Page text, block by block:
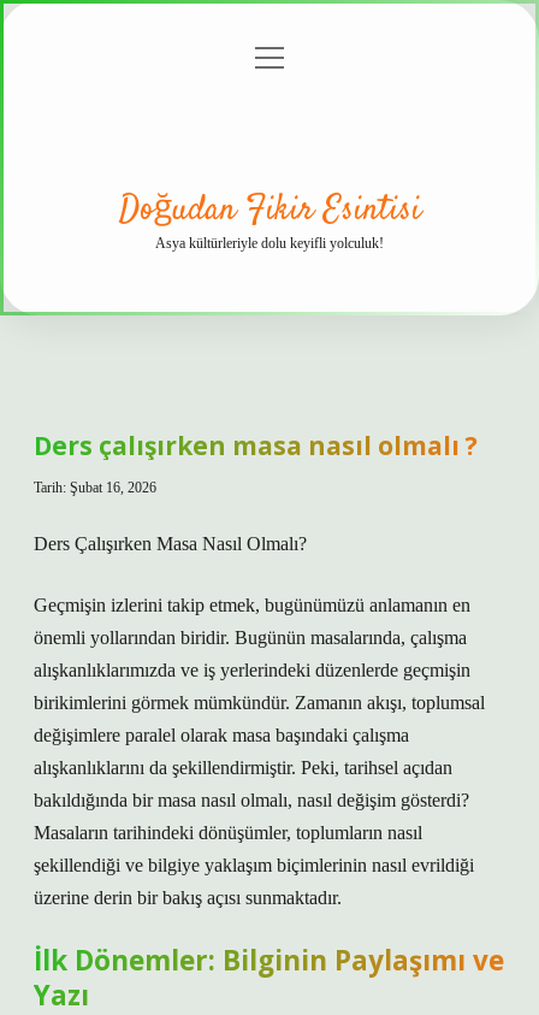
menüyü
Doğudan Fikir Esintisi
Asya kültürleriyle dolu keyifli yolculuk!
Ders çalışırken masa nasıl olmalı ?
Tarih: Şubat 16, 2026
Ders Çalışırken Masa Nasıl Olmalı?
Geçmişin izlerini takip etmek, bugünümüzü anlamanın en
önemli yollarından biridir. Bugünün masalarında, çalışma
alışkanlıklarımızda ve iş yerlerindeki düzenlerde geçmişin
birikimlerini görmek mümkündür. Zamanın akışı, toplumsal
değişimlere paralel olarak masa başındaki çalışma
alışkanlıklarını da şekillendirmiştir. Peki, tarihsel açıdan
bakıldığında bir masa nasıl olmalı, nasıl değişim gösterdi?
Masaların tarihindeki dönüşümler, toplumların nasıl
şekillendiği ve bilgiye yaklaşım biçimlerinin nasıl evrildiği
üzerine derin bir bakış açısı sunmaktadır.
İlk Dönemler: Bilginin Paylaşımı ve
Yazı